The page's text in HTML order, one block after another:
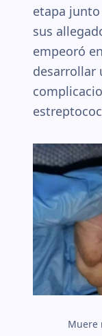
etapa
sus
empeoró
desarrollar
Muere